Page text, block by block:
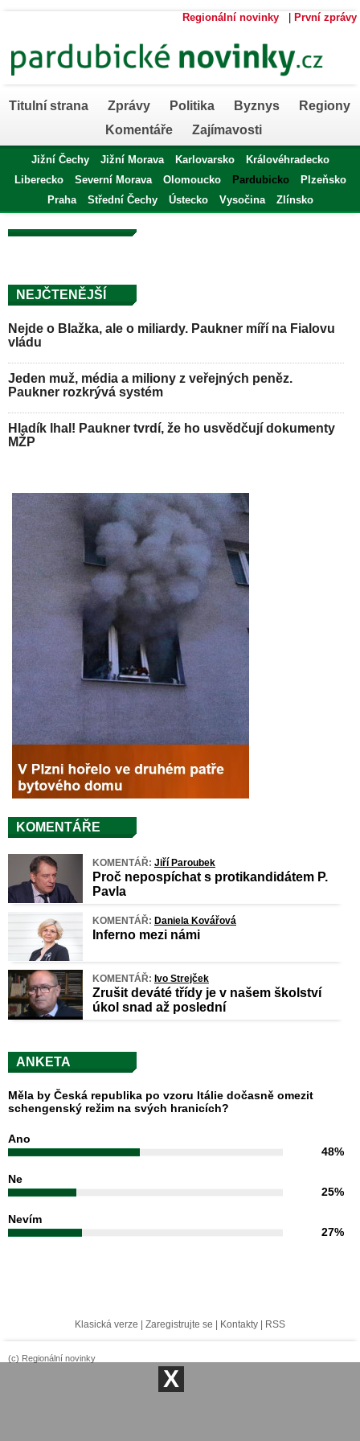
Regionální novinky První zprávy
Titulní strana Zprávy Politika Byznys
Regiony
Komentáře
Zajímavosti
Jižní Čechy Jižní Morava Karlovarsko
Královéhradecko
Liberecko
Severní Morava Olomoucko Pardubicko
Plzeňsko
Praha
Střední Čechy Ústecko Vysočina Zlínsko
NEJČTENĚJŠÍ
Nejde o Blažka, ale o miliardy. Paukner míří na Fialovu
vládu
Jeden muž, média a miliony z veřejných peněz.
Paukner rozkrývá systém
Hladík lhal! Paukner tvrdí, že ho usvědčují dokumenty
MŽP
KOMENTÁŘE
KOMENTÁŘ: Jiří Paroubek
Proč nepospíchat s protikandidátem P.
Pavla
KOMENTÁŘ: Daniela Kovářová
Inferno mezi námi
KOMENTÁŘ: Ivo Strejček
Zrušit deváté třídy je v našem školství
úkol snad až poslední
ANKETA
Měla by Česká republika po vzoru Itálie dočasně omezit
schengenský režim na svých hranicích?
Ano
48%
Ne
25%
Nevím
27%
Klasická verze Zaregistrujte se Kontakty RSS
(c) Regionální novinky
X